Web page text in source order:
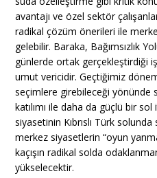
avantajı ve özel sektör
radikal çözüm önerileri ile
gelebilir. Baraka, Bağımsızlık
günlerde ortak gerçekleştirdiği
umut vericidir. Geçtiğimiz
seçimlere girebileceği yönünde
katılımı ile daha da güçlü bir
siyasetinin Kıbrıslı Türk
merkez siyasetlerin “oyun
kaçışın radikal solda
yükselecektir.